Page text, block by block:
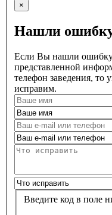
×
Нашли
Если Вы нашли ошибку
представленной
телефон заведения,
исправим.
Введите код в поле